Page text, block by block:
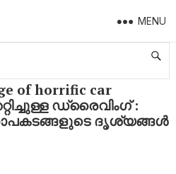
MENU
accidents;ശ്രദ്ധ തെറ്റിച്ചുള്ള ഡ്രൈവിംഗ് : ഭയാനകമായ വാഹനാപകടങ്ങളുടെ ദൃശ്യങ്ങൾ പങ്കുവെച്ച് പോലീസ്
of horrific car
ഡ്രൈവിംഗ് :
ദൃശ്യങ്ങൾ